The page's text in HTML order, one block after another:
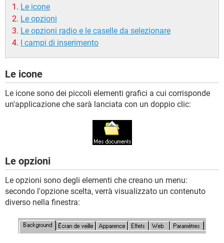
Le icone
Le opzioni
Le opzioni radio e le caselle da selezionare
I campi di inserimento
Le icone
Le icone sono dei piccoli elementi grafici a cui corrisponde
un'applicazione che sarà lanciata con un doppio clic:
Le opzioni
Le opzioni sono degli elementi che creano un menu:
secondo l'opzione scelta, verrà visualizzato un contenuto
diverso nella finestra: